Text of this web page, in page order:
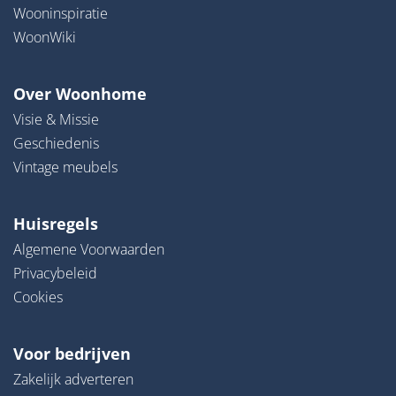
Wooninspiratie
WoonWiki
Over Woonhome
Visie & Missie
Geschiedenis
Vintage meubels
Huisregels
Algemene Voorwaarden
Privacybeleid
Cookies
Voor bedrijven
Zakelijk adverteren